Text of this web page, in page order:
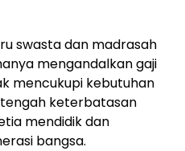
swasta dan madrasah
mengandalkan gaji
mencukupi kebutuhan
keterbatasan
mendidik dan
bangsa.